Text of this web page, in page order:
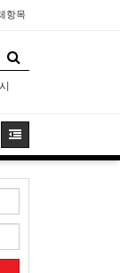
항목